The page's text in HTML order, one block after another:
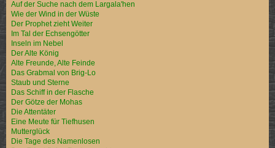
Auf der Suche nach dem Largala'hen
Wie der Wind in der Wüste
Der Prophet zieht Weiter
Im Tal der Echsengötter
Inseln im Nebel
Der Alte König
Alte Freunde, Alte Feinde
Das Grabmal von Brig-Lo
Staub und Sterne
Das Schiff in der Flasche
Der Götze der Mohas
Die Attentäter
Eine Meute für Tiefhusen
Mutterglück
Die Tage des Namenlosen